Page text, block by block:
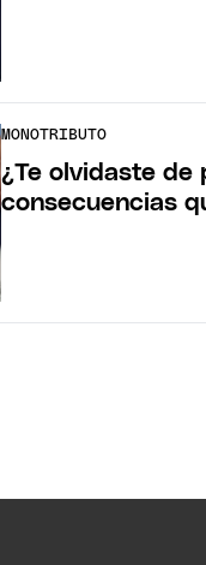
MONOTRIBUTO
¿Te olvidaste de
consecuencias